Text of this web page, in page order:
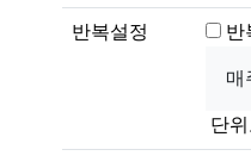
반복설정
단